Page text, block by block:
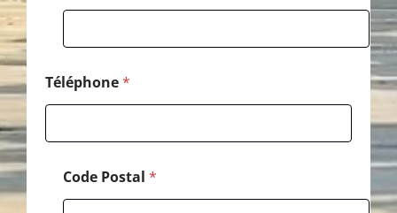
t
a
l
Téléphone*
Code Postal *